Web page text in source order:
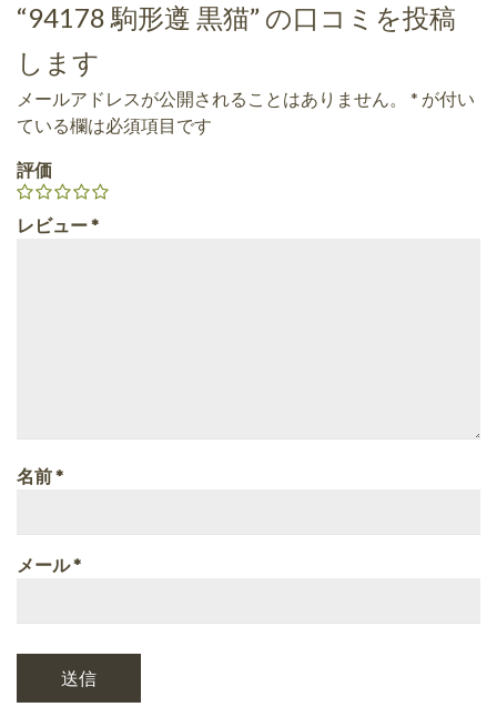
“94178 駒形遵 黒猫” の口コミを投稿
します
メールアドレスが公開されることはありません。 * が付い
ている欄は必須項目です
評価
レビュー*
名前*
メール*